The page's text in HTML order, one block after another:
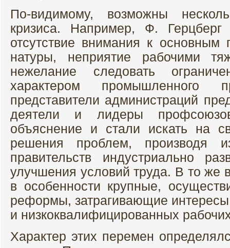
По-видимому, возможны
кризиса. Например, Ф.
отсутствие внимания к основным
натуры, неприятие рабочими
нежелание следовать
характером промышленного
представители администраций
деятели и лидеры
объяснение и стали искать на
решения проблем, производя
правительств индустриально
улучшения условий труда. В то же
в особенности крупные,
реформы, затрагивающие
и низкоквалифицированных
Характер этих перемен